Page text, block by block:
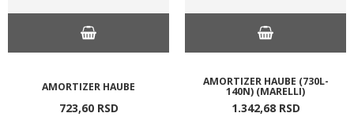
AMORTIZER HAUBE
723,60 RSD
AMORTIZER HAUBE (730L-
140N) (MARELLI)
1.342,68 RSD